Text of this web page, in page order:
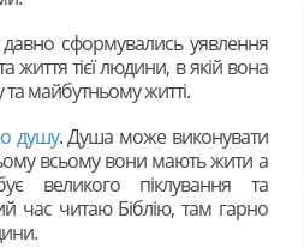
сформувались уявлення
тієї людини, в якій вона
майбутньому житті.
душу. Душа може виконувати
всьому вони мають жити а
великого піклування та
час читаю Біблію, там гарно